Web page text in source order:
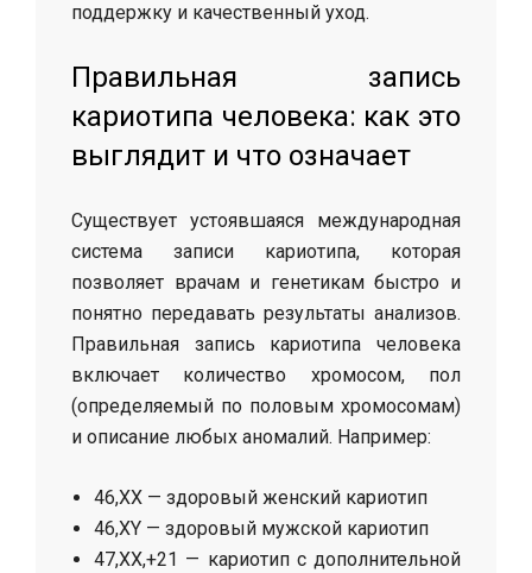
поддержку и качественный уход.
Правильная запись
кариотипа человека: как это
выглядит и что означает
Существует устоявшаяся международная
система записи кариотипа, которая
позволяет врачам и генетикам быстро и
понятно передавать результаты анализов.
Правильная запись кариотипа человека
включает количество хромосом, пол
(определяемый по половым хромосомам)
и описание любых аномалий. Например:
46,XX — здоровый женский кариотип
46,XY — здоровый мужской кариотип
47,XX,+21 — кариотип с дополнительной